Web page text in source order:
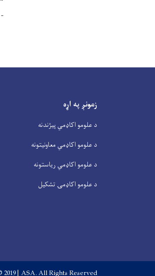
- 1400 در آنولایات تثبیت گردد.
زمونږ په اړه
د علومو اکاډمي پیژندنه
د علومو اکاډمي معاونیتونه
د علومو اکاډمي ریاستونه
د علومو اکاډمۍ تشکیل
| ASA. All Rights Reserved